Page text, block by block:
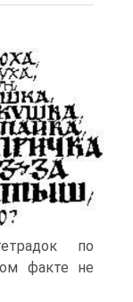
по
факте не